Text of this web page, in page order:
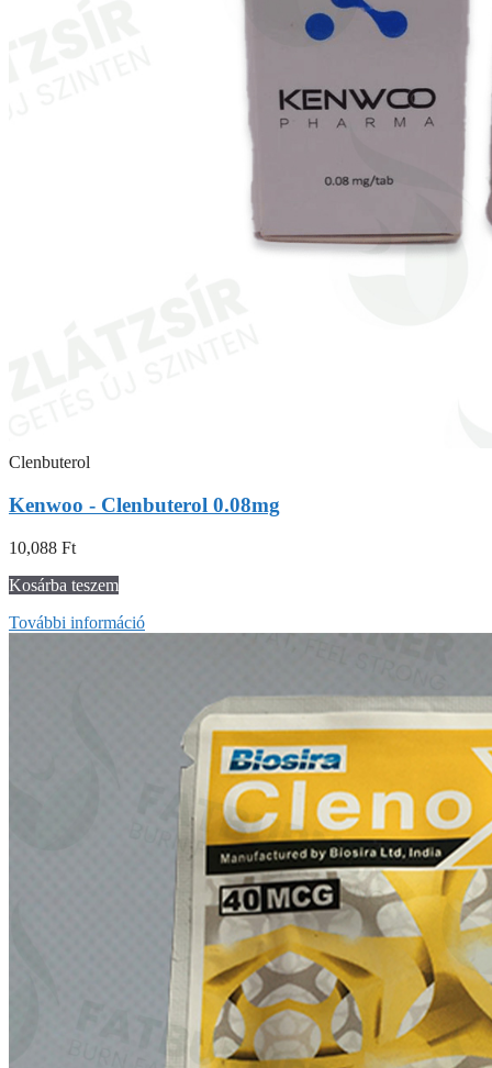
Clenbuterol
Kenwoo - Clenbuterol 0.08mg
10,088 Ft
Kosárba teszem
További információ